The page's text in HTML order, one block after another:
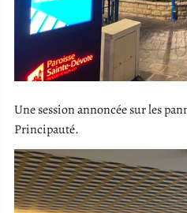
Une session annoncée sur les
Principauté.